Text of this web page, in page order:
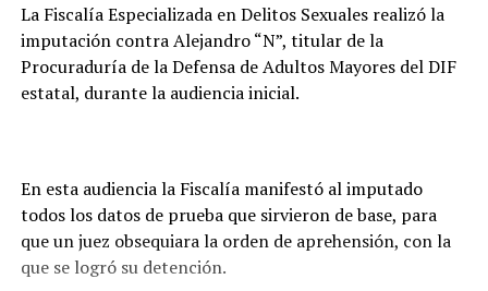
La Fiscalía Especializada en Delitos Sexuales realizó la
imputación contra Alejandro “N”, titular de la
Procuraduría de la Defensa de Adultos Mayores del DIF
estatal, durante la audiencia inicial.
En esta audiencia la Fiscalía manifestó al imputado
todos los datos de prueba que sirvieron de base, para
que un juez obsequiara la orden de aprehensión, con la
que se logró su detención.